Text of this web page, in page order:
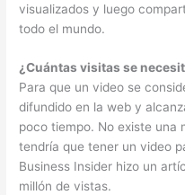
visualizados y luego
todo el mundo.
¿Cuántas visitas se
Para que un video se
difundido en la web y
poco tiempo. No existe una
tendría que tener un video
Business Insider hizo un
millón de vistas.